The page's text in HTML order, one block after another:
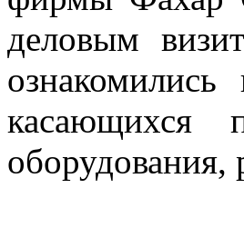
деловым
касающихся
оборудования,